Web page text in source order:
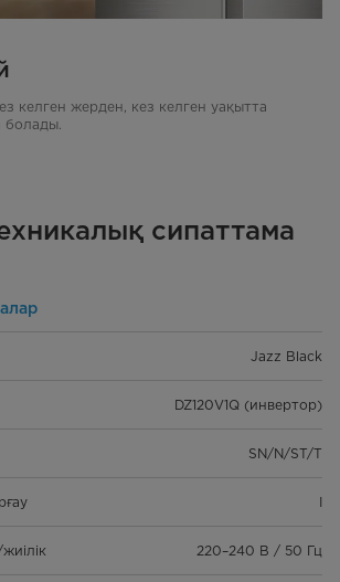
келген жерден, кез келген уақытта
болады.
сипаттама
Jazz Black
DZ120V1Q (инвертор)
SN/N/ST/T
I
220–240 В / 50 Гц